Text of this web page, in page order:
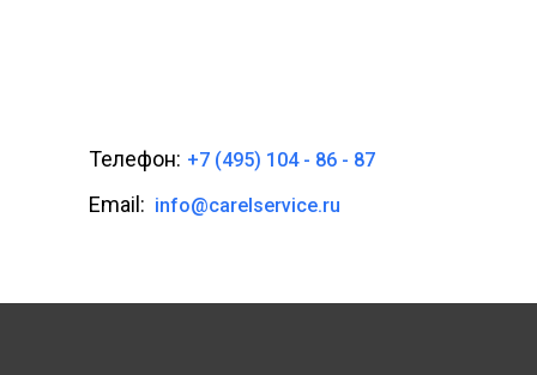
Телефон: +7 (495) 104 - 86 - 87
Email: info@carelservice.ru